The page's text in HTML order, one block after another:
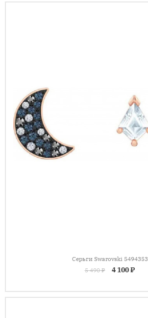
Серьги Swarovski 5494353
5 490 ₽
4 100 ₽